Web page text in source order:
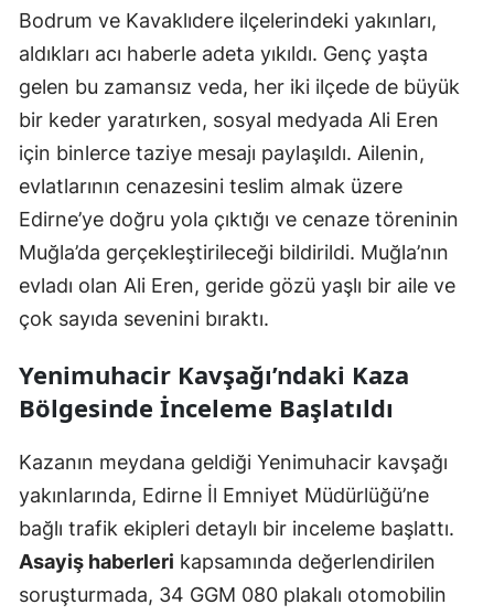
Bodrum ve Kavaklıdere ilçelerindeki yakınları,
aldıkları acı haberle adeta yıkıldı. Genç yaşta
gelen bu zamansız veda, her iki ilçede de büyük
bir keder yaratırken, sosyal medyada Ali Eren
için binlerce taziye mesajı paylaşıldı. Ailenin,
evlatlarının cenazesini teslim almak üzere
Edirne’ye doğru yola çıktığı ve cenaze töreninin
Muğla’da gerçekleştirileceği bildirildi. Muğla’nın
evladı olan Ali Eren, geride gözü yaşlı bir aile ve
çok sayıda sevenini bıraktı.
Yenimuhacir Kavşağı’ndaki Kaza
Bölgesinde İnceleme Başlatıldı
Kazanın meydana geldiği Yenimuhacir kavşağı
yakınlarında, Edirne İl Emniyet Müdürlüğü’ne
bağlı trafik ekipleri detaylı bir inceleme başlattı.
Asayiş haberleri kapsamında değerlendirilen
soruşturmada, 34 GGM 080 plakalı otomobilin